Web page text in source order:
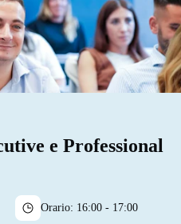
e Professional
Orario: 16:00 - 17:00